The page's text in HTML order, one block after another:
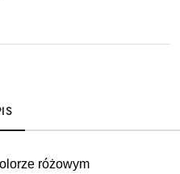
różowym